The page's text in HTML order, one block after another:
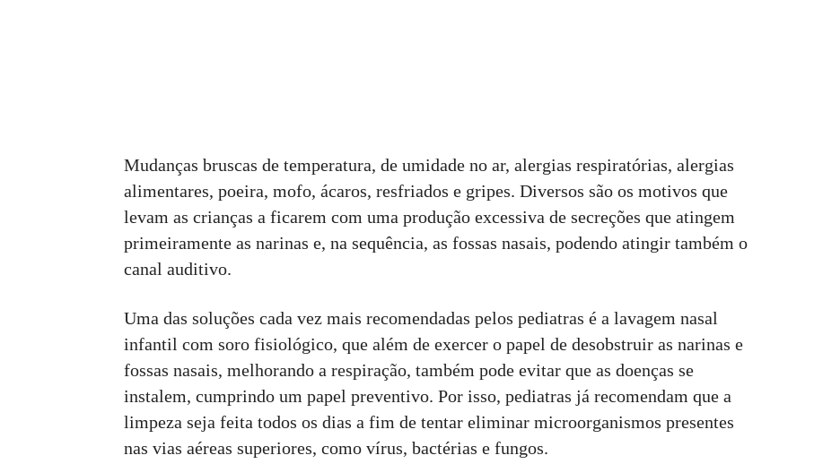
Mudanças bruscas de temperatura, de umidade no ar, alergias respiratórias, alergias
alimentares, poeira, mofo, ácaros, resfriados e gripes. Diversos são os motivos que
levam as crianças a ficarem com uma produção excessiva de secreções que atingem
primeiramente as narinas e, na sequência, as fossas nasais, podendo atingir também o
canal auditivo.
Uma das soluções cada vez mais recomendadas pelos pediatras é a lavagem nasal
infantil com soro fisiológico, que além de exercer o papel de desobstruir as narinas e
fossas nasais, melhorando a respiração, também pode evitar que as doenças se
instalem, cumprindo um papel preventivo. Por isso, pediatras já recomendam que a
limpeza seja feita todos os dias a fim de tentar eliminar microorganismos presentes
nas vias aéreas superiores, como vírus, bactérias e fungos.